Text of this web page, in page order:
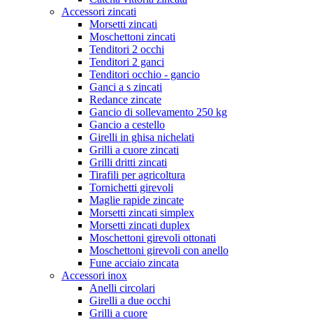
Accessori zincati
Morsetti zincati
Moschettoni zincati
Tenditori 2 occhi
Tenditori 2 ganci
Tenditori occhio - gancio
Ganci a s zincati
Redance zincate
Gancio di sollevamento 250 kg
Gancio a cestello
Girelli in ghisa nichelati
Grilli a cuore zincati
Grilli dritti zincati
Tirafili per agricoltura
Tornichetti girevoli
Maglie rapide zincate
Morsetti zincati simplex
Morsetti zincati duplex
Moschettoni girevoli ottonati
Moschettoni girevoli con anello
Fune acciaio zincata
Accessori inox
Anelli circolari
Girelli a due occhi
Grilli a cuore